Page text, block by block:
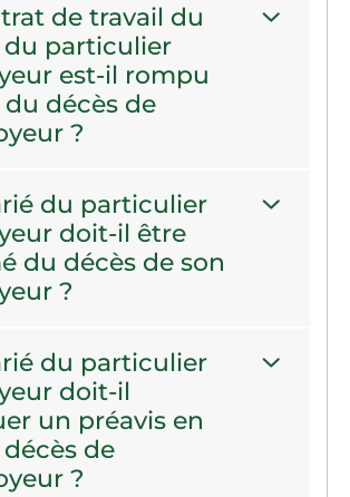
de travail du
du particulier
est-il rompu
décès de
?
du particulier
doit-il être
du décès de son
?
du particulier
doit-il
un préavis en
de
?